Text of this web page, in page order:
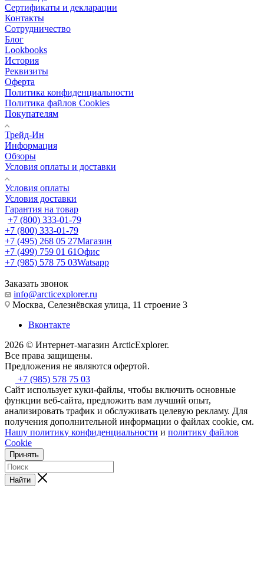
Сертификаты и декларации
Контакты
Сотрудничество
Блог
Lookbooks
История
Реквизиты
Оферта
Политика конфиденциальности
Политика файлов Cookies
Покупателям
Трейд-Ин
Информация
Обзоры
Условия оплаты и доставки
Условия оплаты
Условия доставки
Гарантия на товар
+7 (800) 333-01-79
+7 (800) 333-01-79
+7 (495) 268 05 27Магазин
+7 (499) 759 01 61Офис
+7 (985) 578 75 03Watsapp
Заказать звонок
info@arcticexplorer.ru
Москва, Селезнёвская улица, 11 строение 3
Вконтакте
2026 © Интернет-магазин АrcticExplorer.
Все права защищены.
Предложения не являются офертой.
+7 (985) 578 75 03
Сайт использует куки-файлы, чтобы включить основные
функции веб-сайта, предложить вам лучший опыт,
анализировать трафик и обслуживать целевую рекламу. Для
получения дополнительной информации о файлах cookie, см.
Нашу политику конфиденциальности и политику файлов
Cookie
Принять
Найти